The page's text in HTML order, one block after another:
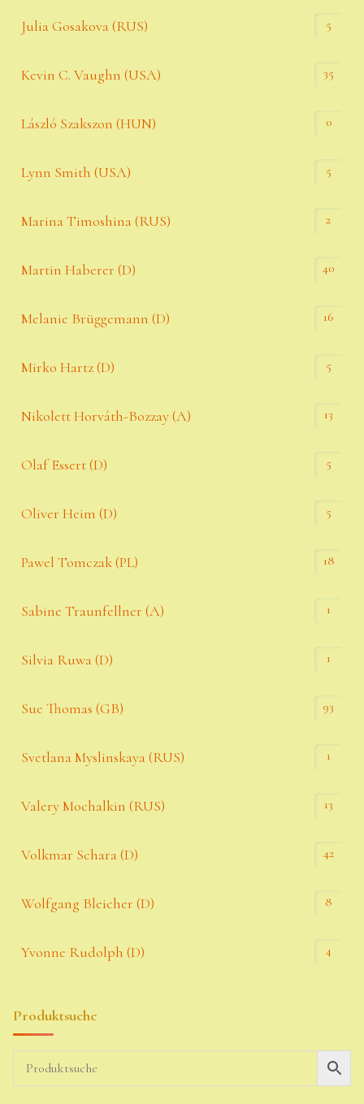
Julia Gosakova (RUS) 5
Kevin C. Vaughn (USA) 35
László Szakszon (HUN) 0
Lynn Smith (USA) 5
Marina Timoshina (RUS) 2
Martin Haberer (D) 40
Melanie Brüggemann (D) 16
Mirko Hartz (D) 5
Nikolett Horváth-Bozzay (A) 13
Olaf Essert (D) 5
Oliver Heim (D) 5
Pawel Tomczak (PL) 18
Sabine Traunfellner (A) 1
Silvia Ruwa (D) 1
Sue Thomas (GB) 93
Svetlana Myslinskaya (RUS) 1
Valery Mochalkin (RUS) 13
Volkmar Schara (D) 42
Wolfgang Bleicher (D) 8
Yvonne Rudolph (D) 4
Produktsuche